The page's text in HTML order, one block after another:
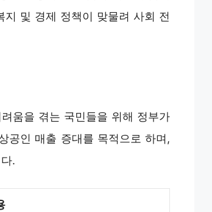
및 경제 정책이 맞물려 사회 전
움을 겪는 국민들을 위해 정부가
공인 매출 증대를 목적으로 하며,
.